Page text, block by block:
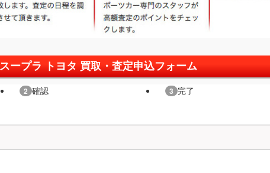
スープラ トヨタ 買取・査定申込フォーム